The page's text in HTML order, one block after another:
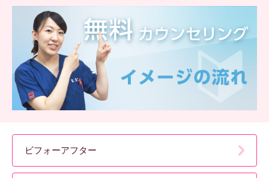
ビフォーアフター